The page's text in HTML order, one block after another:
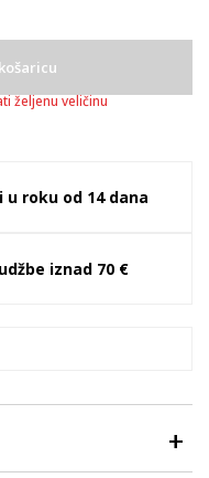
željenu veličinu
roku od 14 dana
iznad 70 €